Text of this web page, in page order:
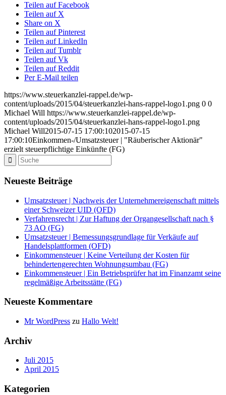
Teilen auf Facebook
Teilen auf X
Share on X
Teilen auf Pinterest
Teilen auf LinkedIn
Teilen auf Tumblr
Teilen auf Vk
Teilen auf Reddit
Per E-Mail teilen
https://www.steuerkanzlei-rappel.de/wp-
content/uploads/2015/04/steuerkanzlei-hans-rappel-logo1.png 0 0
Michael Will https://www.steuerkanzlei-rappel.de/wp-
content/uploads/2015/04/steuerkanzlei-hans-rappel-logo1.png
Michael Will2015-07-15 17:00:102015-07-15
17:00:10Einkommen-/Umsatzsteuer | "Räuberischer Aktionär"
erzielt steuerpflichtige Einkünfte (FG)
Neueste Beiträge
Umsatzsteuer | Nachweis der Unternehmereigenschaft mittels
einer Schweizer UID (OFD)
Verfahrensrecht | Zur Haftung der Organgesellschaft nach §
73 AO (FG)
Umsatzsteuer | Bemessungsgrundlage für Verkäufe auf
Handelsplattformen (OFD)
Einkommensteuer | Keine Verteilung der Kosten für
behindertengerechten Wohnungsumbau (FG)
Einkommensteuer | Ein Betriebsprüfer hat im Finanzamt seine
regelmäßige Arbeitsstätte (FG)
Neueste Kommentare
Mr WordPress zu Hallo Welt!
Archiv
Juli 2015
April 2015
Kategorien